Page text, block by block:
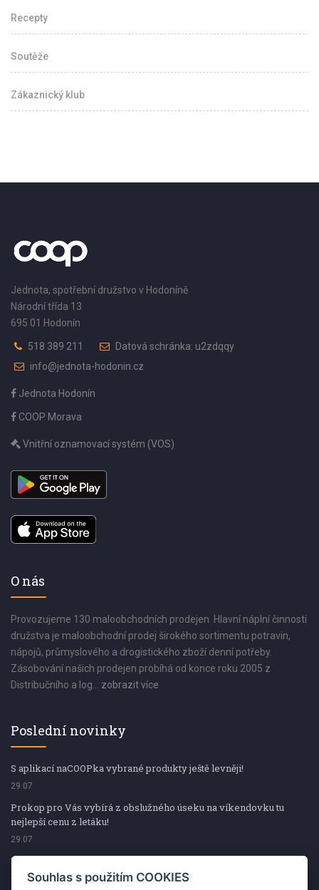
Recepty
Soutěže
Zákaznický klub
Jednota, spotřební družstvo v Hodoníně
Národní třída 13
695 01 Hodonín
518 389 211
Datová schránka: u2zdqqy
info@jednota-hodonin.cz
Jednota Hodonín
COOP Morava
Vnitřní oznamovací systém (VOS)
O nás
Provozujeme 130 maloobchodních prodejen. Hlavní náplní činnosti
družstva je maloobchodní prodej širokého sortimentu potravin,
nápojů, průmyslového a drogistického zboží denní potřeby.
Zásobování našich prodejen probíhá od konce roku 2005 z
Distribučního a log... zobrazit více
Poslední novinky
S aplikací naCOOPka vybrané produkty ještě levněji!
29.07
Prokop pro Vás vybírá z obslužného úseku na víkendovku tu
nejlepší cenu z letáku!
29.07
Prokop pro Vás vybírá z obslužného úseku na víkendovku tu
nejlepší cenu z letáku!
Souhlas s použitím COOKIES